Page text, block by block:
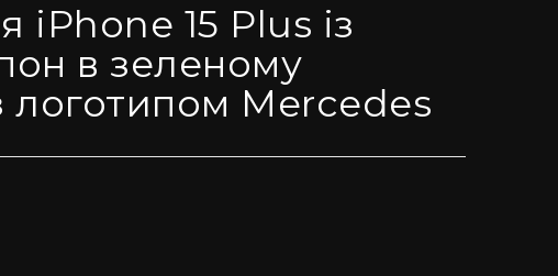
iPhone 15 Plus із
в зеленому
логотипом Mercedes